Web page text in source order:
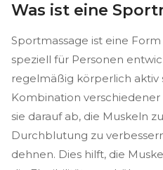
Was ist eine
Sportmassage ist eine
speziell für Personen
regelmäßig körperlich aktiv
Kombination
sie darauf ab, die Muskeln
Durchblutung zu
dehnen. Dies hilft, die